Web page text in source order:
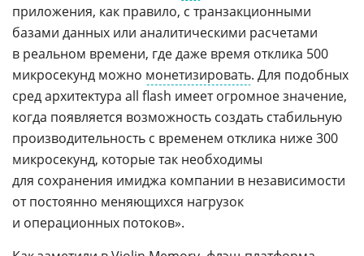
приложения, как правило, с транзакционными
базами данных или аналитическими расчетами
в реальном времени, где даже время отклика 500
микросекунд можно монетизировать. Для подобных
сред архитектура all flash имеет огромное значение,
когда появляется возможность создать стабильную
производительность с временем отклика ниже 300
микросекунд, которые так необходимы
для сохранения имиджа компании в независимости
от постоянно меняющихся нагрузок
и операционных потоков».